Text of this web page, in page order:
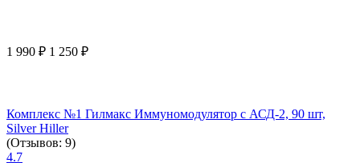
1 990 ₽ 1 250 ₽
Комплекс №1 Гилмакс Иммуномодулятор с АСД-2, 90 шт,
Silver Hiller
(Отзывов: 9)
4.7